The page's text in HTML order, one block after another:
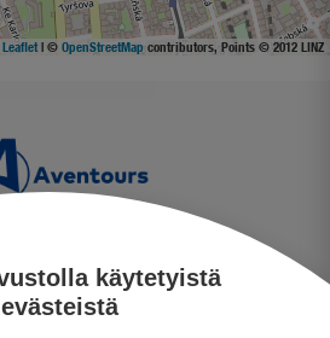
käytetyistä
evästeistä
Leaflet | © OpenStreetMap contributors, Points © 2012 LINZ
MAKSUTAVAT